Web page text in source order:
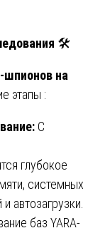
🛠️
шпионов на
этапы :
С
глубокое
системных
автозагрузки.
баз YARA-